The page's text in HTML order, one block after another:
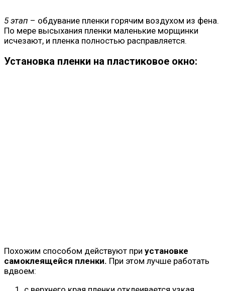
5 этап – обдувание пленки горячим воздухом из фена.
По мере высыхания пленки маленькие морщинки
исчезают, и пленка полностью расправляется.
Установка пленки на пластиковое окно:
Похожим способом действуют при установке
самоклеящейся пленки. При этом лучше работать
вдвоем: